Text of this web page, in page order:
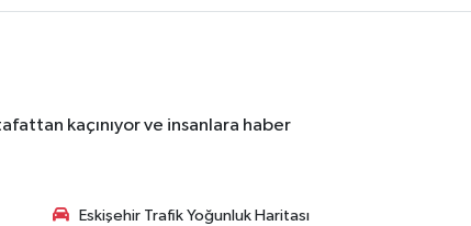
kaçınıyor ve insanlara haber
Eskişehir Trafik Yoğunluk Haritası